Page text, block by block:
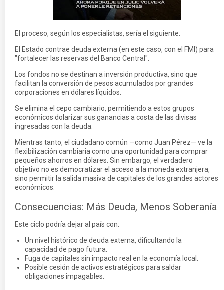
El proceso, según los especialistas, sería el siguiente:
El Estado contrae deuda externa (en este caso, con el FMI) para
"fortalecer las reservas del Banco Central".
Los fondos no se destinan a inversión productiva, sino que
facilitan la conversión de pesos acumulados por grandes
corporaciones en dólares líquidos.
Se elimina el cepo cambiario, permitiendo a estos grupos
económicos dolarizar sus ganancias a costa de las divisas
ingresadas con la deuda.
Mientras tanto, el ciudadano común —como Juan Pérez— ve la
flexibilización cambiaria como una oportunidad para comprar
pequeños ahorros en dólares. Sin embargo, el verdadero
objetivo no es democratizar el acceso a la moneda extranjera,
sino permitir la salida masiva de capitales de los grandes actores
económicos.
Consecuencias: Más Deuda, Menos Soberanía
Este ciclo podría dejar al país con:
Un nivel histórico de deuda externa, dificultando la
capacidad de pago futura.
Fuga de capitales sin impacto real en la economía local.
Posible cesión de activos estratégicos para saldar
obligaciones impagables.